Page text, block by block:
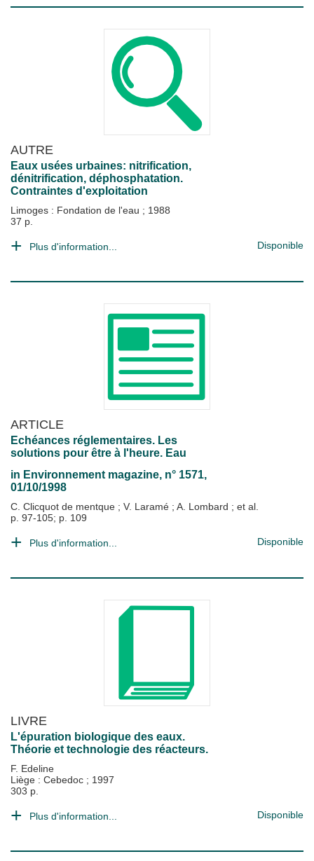
AUTRE
Eaux usées urbaines: nitrification,
dénitrification, déphosphatation.
Contraintes d'exploitation
Limoges : Fondation de l'eau ; 1988
37 p.
Plus d'information... Disponible
ARTICLE
Echéances réglementaires. Les
solutions pour être à l'heure. Eau
in Environnement magazine, n° 1571,
01/10/1998
C. Clicquot de mentque ; V. Laramé ; A. Lombard ; et al.
p. 97-105; p. 109
Plus d'information... Disponible
LIVRE
L'épuration biologique des eaux.
Théorie et technologie des réacteurs.
F. Edeline
Liège : Cebedoc ; 1997
303 p.
Plus d'information... Disponible